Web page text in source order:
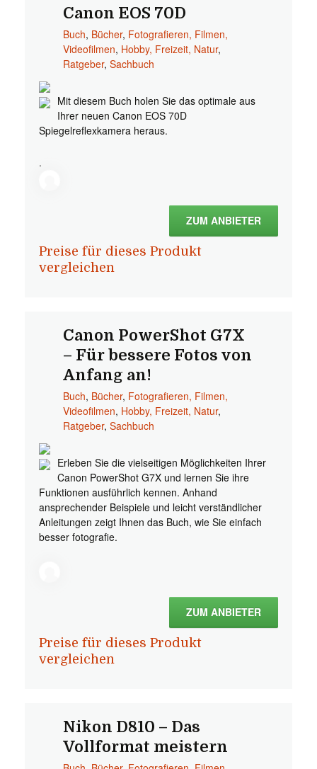
Canon EOS 70D
Buch, Bücher, Fotografieren, Filmen,
Videofilmen, Hobby, Freizeit, Natur,
Ratgeber, Sachbuch
Mit diesem Buch holen Sie das optimale aus
Ihrer neuen Canon EOS 70D
Spiegelreflexkamera heraus.
.
ZUM ANBIETER
Preise für dieses Produkt
vergleichen
Canon PowerShot G7X
– Für bessere Fotos von
Anfang an!
Buch, Bücher, Fotografieren, Filmen,
Videofilmen, Hobby, Freizeit, Natur,
Ratgeber, Sachbuch
Erleben Sie die vielseitigen Möglichkeiten Ihrer
Canon PowerShot G7X und lernen Sie ihre
Funktionen ausführlich kennen. Anhand
ansprechender Beispiele und leicht verständlicher
Anleitungen zeigt Ihnen das Buch, wie Sie einfach
besser fotografie.
ZUM ANBIETER
Preise für dieses Produkt
vergleichen
Nikon D810 – Das
Vollformat meistern